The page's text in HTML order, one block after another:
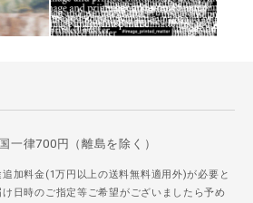
律700円（離島を除く）
加料金(1万円以上の送料無料適用外)が必要と
日時のご指定等ご希望がございましたら予め